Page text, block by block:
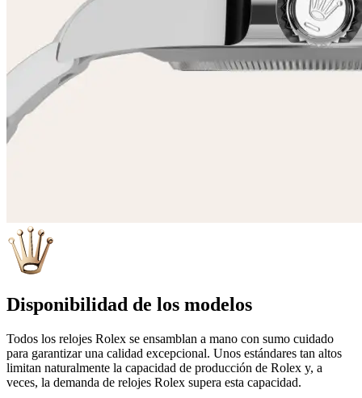
Disponibilidad de los modelos
Todos los relojes Rolex se ensamblan a mano con sumo cuidado
para garantizar una calidad excepcional. Unos estándares tan altos
limitan naturalmente la capacidad de producción de Rolex y, a
veces, la demanda de relojes Rolex supera esta capacidad.